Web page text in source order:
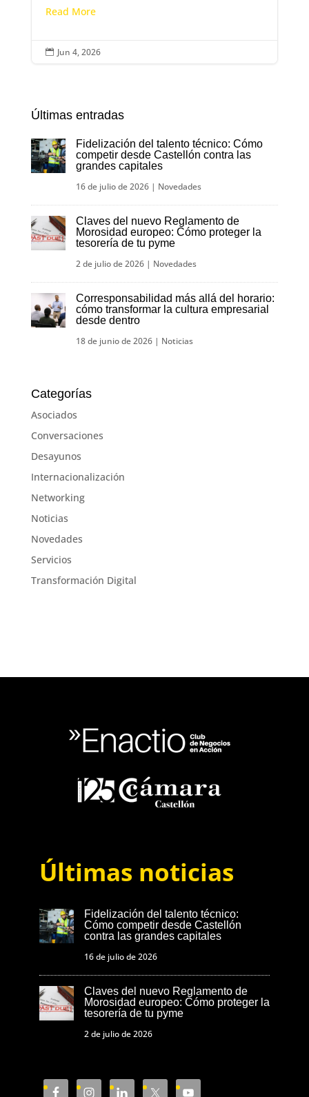
Read More
 Jun 4, 2026
Últimas entradas
Fidelización del talento técnico: Cómo
competir desde Castellón contra las
grandes capitales
16 de julio de 2026| Novedades
Claves del nuevo Reglamento de
Morosidad europeo: Cómo proteger la
tesorería de tu pyme
2 de julio de 2026| Novedades
Corresponsabilidad más allá del horario:
cómo transformar la cultura empresarial
desde dentro
18 de junio de 2026| Noticias
Categorías
Asociados
Conversaciones
Desayunos
Internacionalización
Networking
Noticias
Novedades
Servicios
Transformación Digital
Últimas noticias
Fidelización del talento técnico:
Cómo competir desde Castellón
contra las grandes capitales
16 de julio de 2026
Claves del nuevo Reglamento de
Morosidad europeo: Cómo proteger la
tesorería de tu pyme
2 de julio de 2026